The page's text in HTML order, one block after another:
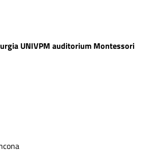
UNIVPM auditorium Montessori